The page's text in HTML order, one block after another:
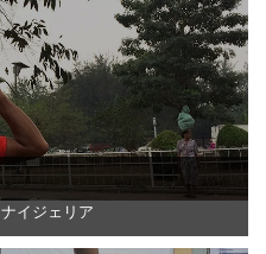
ナイジェリア